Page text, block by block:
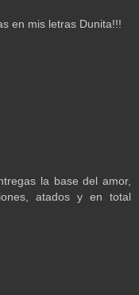
en mis letras Dunita!!!
la base del amor,
atados y en total